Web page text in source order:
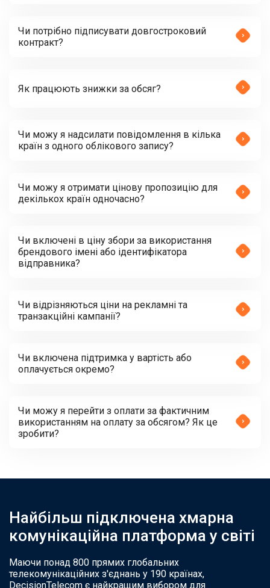
Чи потрібно підписувати довгостроковий
контракт?
Як працюють знижки за обсяг?
Чи можу я надсилати повідомлення в кілька
країн з одного облікового запису?
Чи можу я отримати цінову пропозицію для
декількох країн одночасно?
Чи включені в ціну збори за використання
брендового імені або ідентифікатора
відправника?
Чи відрізняються ціни на рекламні та
транзакційні кампанії?
Чи включена підтримка у вартість або
оплачується окремо?
Чи можу я перейти з оплати за фактичним
використанням на оплату за обсягом? Як це
зробити?
Найбільш підключена хмарна
комунікаційна платформа у світі
Маючи понад 800 прямих глобальних
телекомунікаційних з'єднань у 190 країнах,
DecisionTelecom є найкращим вибором для